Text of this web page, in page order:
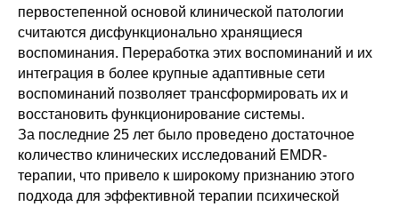
первостепенной основой клинической патологии
считаются дисфункционально хранящиеся
воспоминания. Переработка этих воспоминаний и их
интеграция в более крупные адаптивные сети
воспоминаний позволяет трансформировать их и
восстановить функционирование системы.
За последние 25 лет было проведено достаточное
количество клинических исследований EMDR-
терапии, что привело к широкому признанию этого
подхода для эффективной терапии психической